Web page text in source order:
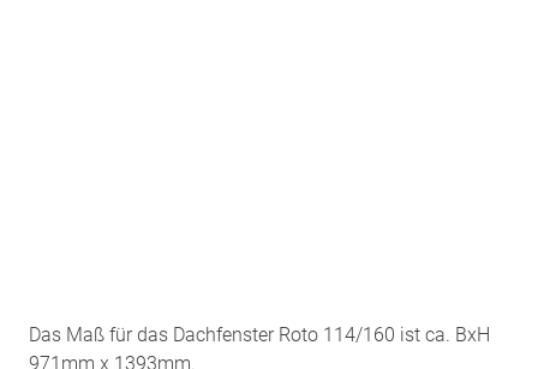
Das Maß für das Dachfenster Roto 114/160 ist ca. BxH
971mm x 1393mm.